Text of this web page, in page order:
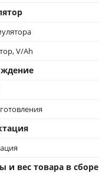
V/Ah
и вес товара в сборе